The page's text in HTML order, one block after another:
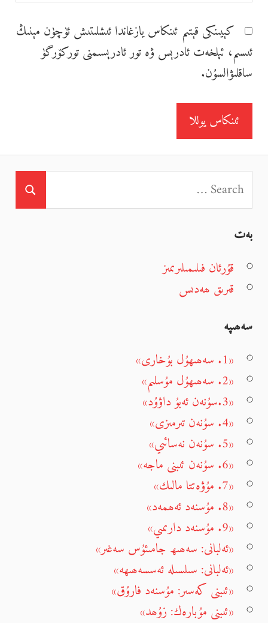
كېيىنكى قېتىم ئىنكاس يازغاندا ئ‍ىشلىتىش ئۈچۈن مېنىڭ
ئ‍ىسىم، ئېلخەت ئادرېس ۋە تور ئادرېسىمنى توركۆرگۈ
ساقلىۋالسۇن.
بەت
قۇرئان فىلىمىلىرىمىز
قىرىق ھەدىس
سەھىپە
«1. سەھىھۇل بۇخارى»
«2. سەھىھۇل مۇسلىم»
«3.سۇنەن ئەبۇ داۋۇد»
«4. سۇنەن تىرمىزى»
«5. سۇنەن نەسائىي»
«6. سۇنەن ئىبنى ماجە»
«7. مۇۋەتتا مالىك»
«8. مۇسنەد ئەھمەد»
«9. مۇسنەد دارىمىي»
«ئەلبانى: سەھىھ جامىئۇس سەغىر»
«ئەلبانى: سىلسىلە ئەسسەھىھە»
«ئىبنى كەسىر: مۇسنەد فارۇق»
«ئىبنى مۇبارەك: زۇھد»